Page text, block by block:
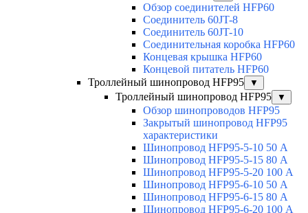
Обзор соединителей HFP60
Соединитель 60JT-8
Соединитель 60JT-10
Соединительная коробка HFP60
Концевая крышка HFP60
Концевой питатель HFP60
Троллейный шинопровод HFP95
▼
Троллейный шинопровод HFP95 ▼
Обзор шинопроводов HFP95
Закрытый шинопровод HFP95
характеристики
Шинопровод HFP95-5-10 50 А
Шинопровод HFP95-5-15 80 А
Шинопровод HFP95-5-20 100 А
Шинопровод HFP95-6-10 50 А
Шинопровод HFP95-6-15 80 А
Шинопровод HFP95-6-20 100 А